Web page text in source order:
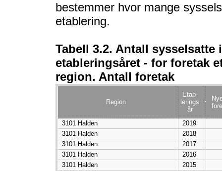
bestemmer hvor mange
etablering.
Tabell 3.2. Antall sysselsatte
etableringsåret - for foretak
region. Antall foretak
Region
Etab-
lerings
år
3101 Halden
2019
3101 Halden
2018
3101 Halden
2017
3101 Halden
2016
3101 Halden
2015